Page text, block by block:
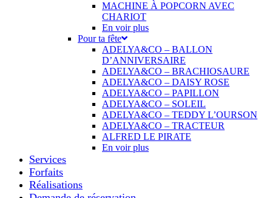
MACHINE À POPCORN AVEC
CHARIOT
En voir plus
Pour ta fête
ADELYA&CO – BALLON
D’ANNIVERSAIRE
ADELYA&CO – BRACHIOSAURE
ADELYA&CO – DAISY ROSE
ADELYA&CO – PAPILLON
ADELYA&CO – SOLEIL
ADELYA&CO – TEDDY L’OURSON
ADELYA&CO – TRACTEUR
ALFRED LE PIRATE
En voir plus
Services
Forfaits
Réalisations